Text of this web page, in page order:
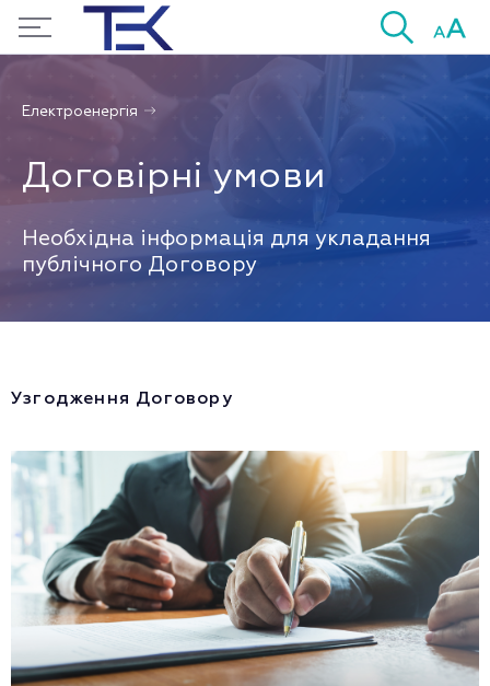
Електроенергія
Договірні умови
Необхідна інформація для укладання
публічного Договору
Узгодження Договору